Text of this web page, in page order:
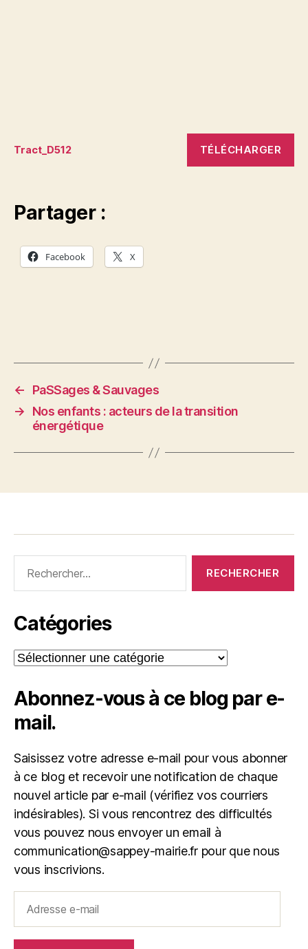
Tract_D512 TÉLÉCHARGER
Partager :
Facebook X
←
PaSSages & Sauvages
→
Nos enfants : acteurs de la transition
énergétique
Catégories
Catégories
Abonnez-vous à ce blog par e-
mail.
Saisissez votre adresse e-mail pour vous abonner
à ce blog et recevoir une notification de chaque
nouvel article par e-mail (vérifiez vos courriers
indésirables). Si vous rencontrez des difficultés
vous pouvez nous envoyer un email à
communication@sappey-mairie.fr pour que nous
vous inscrivions.